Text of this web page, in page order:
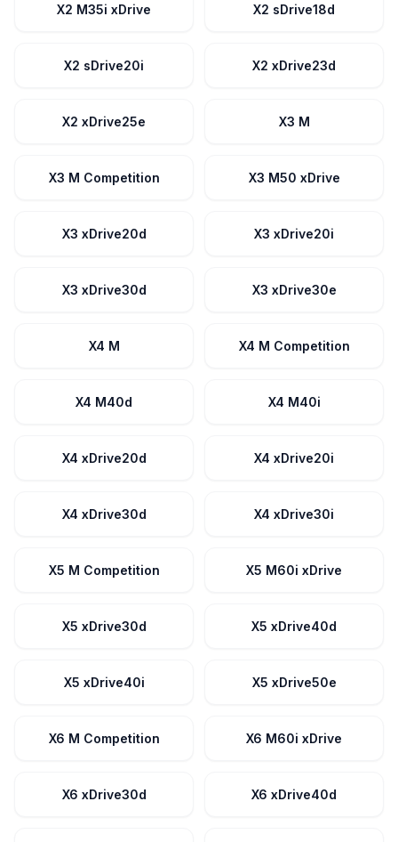
X2 M35i xDrive X2 sDrive18d
X2 sDrive20i X2 xDrive23d
X2 xDrive25e X3 M
X3 M Competition X3 M50 xDrive
X3 xDrive20d X3 xDrive20i
X3 xDrive30d X3 xDrive30e
X4 M X4 M Competition
X4 M40d X4 M40i
X4 xDrive20d X4 xDrive20i
X4 xDrive30d X4 xDrive30i
X5 M Competition X5 M60i xDrive
X5 xDrive30d X5 xDrive40d
X5 xDrive40i X5 xDrive50e
X6 M Competition X6 M60i xDrive
X6 xDrive30d X6 xDrive40d